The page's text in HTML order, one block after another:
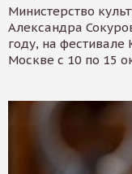
Министерство
Александра
году, на
Москве с 10 по 15